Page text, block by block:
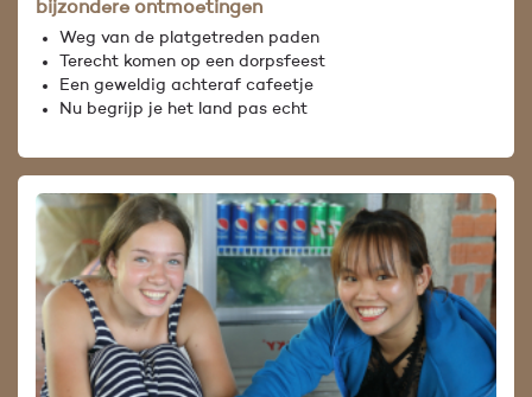
bijzondere ontmoetingen
Weg van de platgetreden paden
Terecht komen op een dorpsfeest
Een geweldig achteraf cafeetje
Nu begrijp je het land pas echt